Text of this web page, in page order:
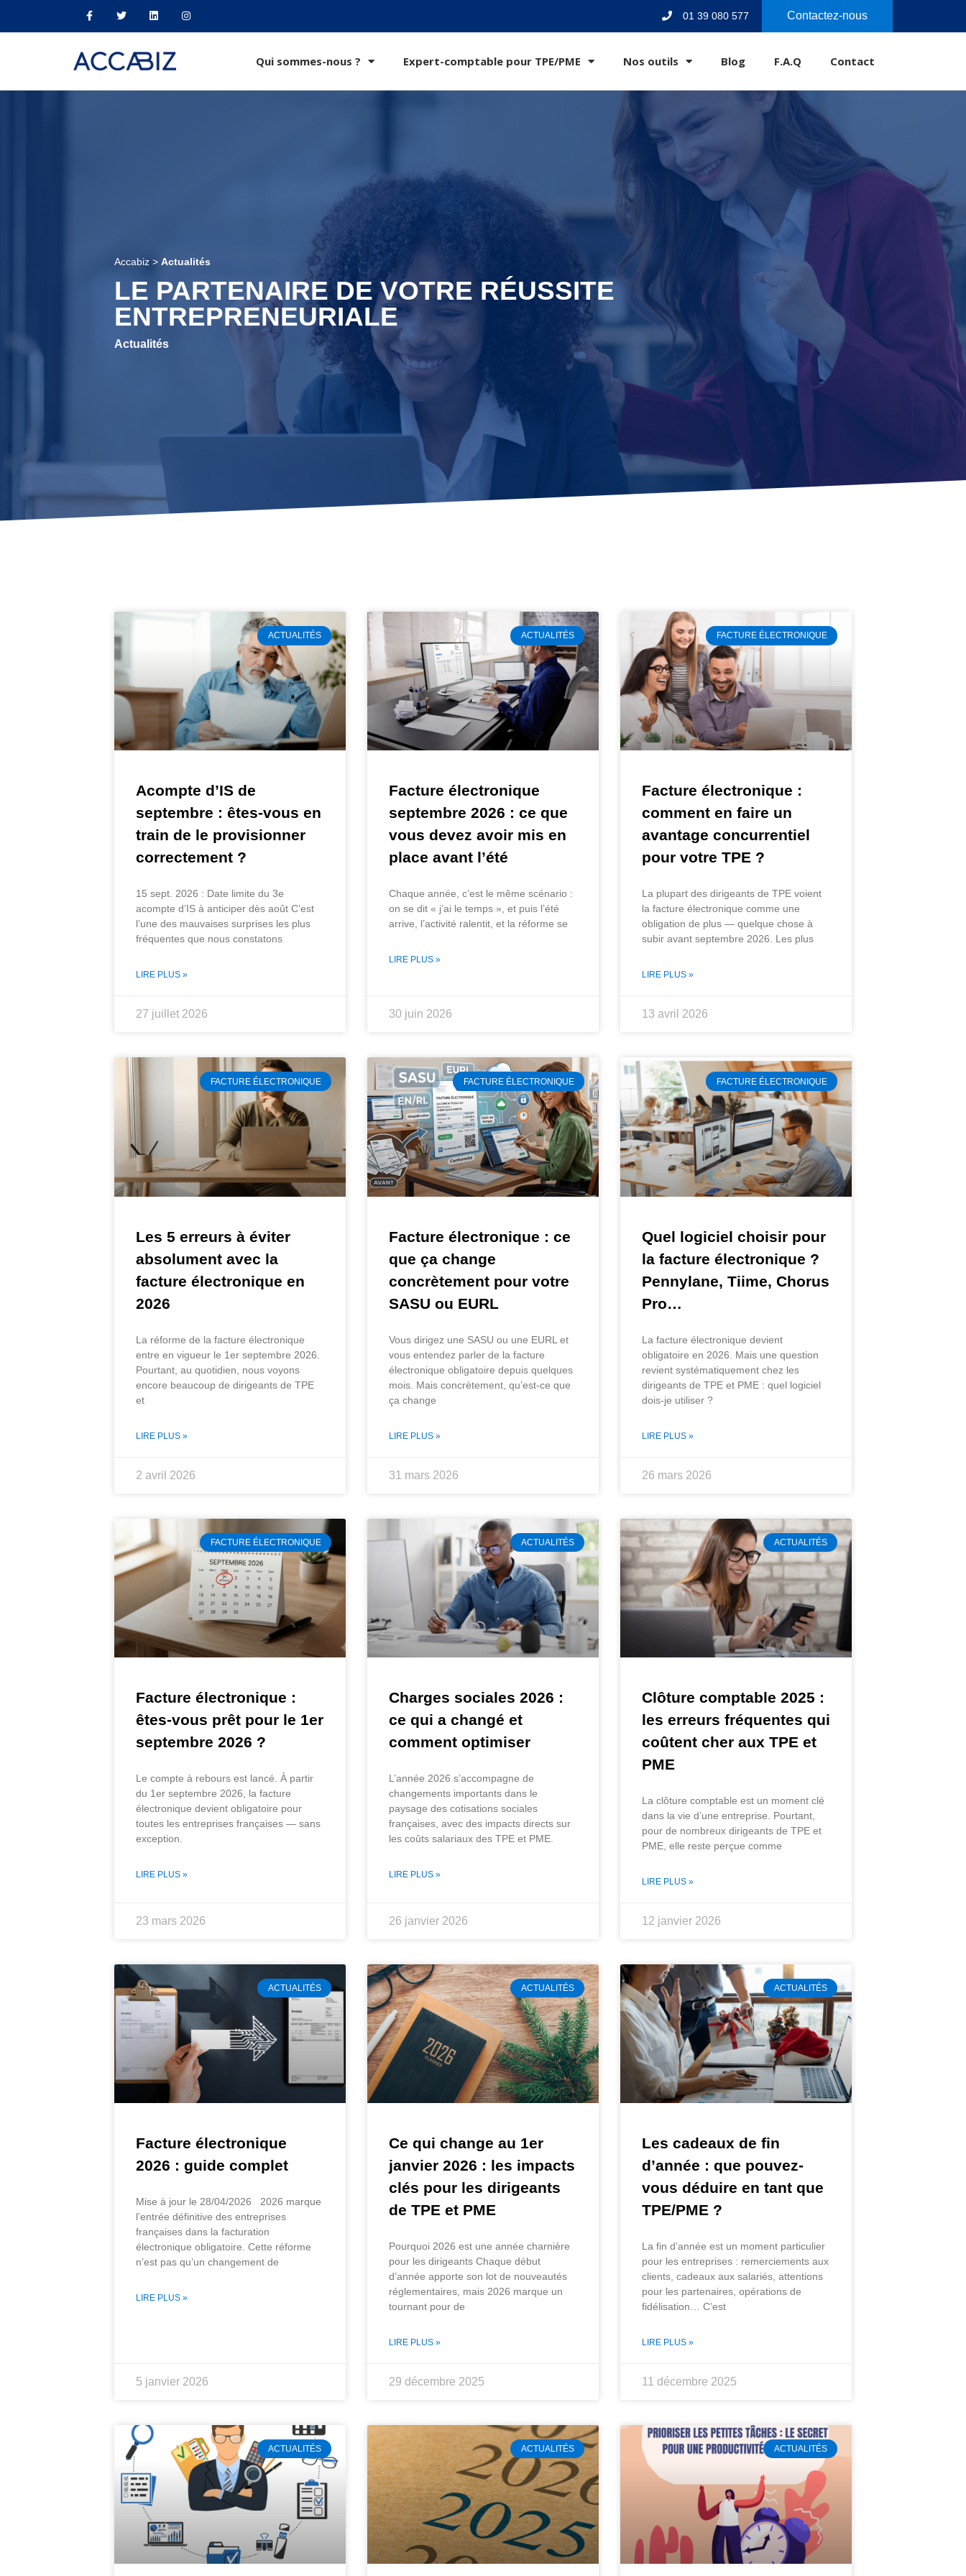
01 39 080 577 Contactez-nous
Qui sommes-nous ? Expert-comptable pour TPE/PME Nos outils Blog F.A.Q Contact
Accabiz > Actualités
LE PARTENAIRE DE VOTRE RÉUSSITE
ENTREPRENEURIALE
Actualités
ACTUALITÉS
Acompte d’IS de
septembre : êtes-vous en
train de le provisionner
correctement ?
15 sept. 2026 : Date limite du 3e
acompte d’IS à anticiper dès août C’est
l’une des mauvaises surprises les plus
fréquentes que nous constatons
LIRE PLUS »
27 juillet 2026
ACTUALITÉS
Facture électronique
septembre 2026 : ce que
vous devez avoir mis en
place avant l’été
Chaque année, c’est le même scénario :
on se dit « j’ai le temps », et puis l’été
arrive, l’activité ralentit, et la réforme se
LIRE PLUS »
30 juin 2026
FACTURE ÉLECTRONIQUE
Facture électronique :
comment en faire un
avantage concurrentiel
pour votre TPE ?
La plupart des dirigeants de TPE voient
la facture électronique comme une
obligation de plus — quelque chose à
subir avant septembre 2026. Les plus
LIRE PLUS »
13 avril 2026
FACTURE ÉLECTRONIQUE
Les 5 erreurs à éviter
absolument avec la
facture électronique en
2026
La réforme de la facture électronique
entre en vigueur le 1er septembre 2026.
Pourtant, au quotidien, nous voyons
encore beaucoup de dirigeants de TPE
et
LIRE PLUS »
2 avril 2026
FACTURE ÉLECTRONIQUE
Facture électronique : ce
que ça change
concrètement pour votre
SASU ou EURL
Vous dirigez une SASU ou une EURL et
vous entendez parler de la facture
électronique obligatoire depuis quelques
mois. Mais concrètement, qu’est-ce que
ça change
LIRE PLUS »
31 mars 2026
FACTURE ÉLECTRONIQUE
Quel logiciel choisir pour
la facture électronique ?
Pennylane, Tiime, Chorus
Pro…
La facture électronique devient
obligatoire en 2026. Mais une question
revient systématiquement chez les
dirigeants de TPE et PME : quel logiciel
dois-je utiliser ?
LIRE PLUS »
26 mars 2026
FACTURE ÉLECTRONIQUE
Facture électronique :
êtes-vous prêt pour le 1er
septembre 2026 ?
Le compte à rebours est lancé. À partir
du 1er septembre 2026, la facture
électronique devient obligatoire pour
toutes les entreprises françaises — sans
exception.
LIRE PLUS »
23 mars 2026
ACTUALITÉS
Charges sociales 2026 :
ce qui a changé et
comment optimiser
L’année 2026 s’accompagne de
changements importants dans le
paysage des cotisations sociales
françaises, avec des impacts directs sur
les coûts salariaux des TPE et PME.
LIRE PLUS »
26 janvier 2026
ACTUALITÉS
Clôture comptable 2025 :
les erreurs fréquentes qui
coûtent cher aux TPE et
PME
La clôture comptable est un moment clé
dans la vie d’une entreprise. Pourtant,
pour de nombreux dirigeants de TPE et
PME, elle reste perçue comme
LIRE PLUS »
12 janvier 2026
ACTUALITÉS
Facture électronique
2026 : guide complet
Mise à jour le 28/04/2026 2026 marque
l’entrée définitive des entreprises
françaises dans la facturation
électronique obligatoire. Cette réforme
n’est pas qu’un changement de
LIRE PLUS »
5 janvier 2026
ACTUALITÉS
Ce qui change au 1er
janvier 2026 : les impacts
clés pour les dirigeants
de TPE et PME
Pourquoi 2026 est une année charnière
pour les dirigeants Chaque début
d’année apporte son lot de nouveautés
réglementaires, mais 2026 marque un
tournant pour de
LIRE PLUS »
29 décembre 2025
ACTUALITÉS
Les cadeaux de fin
d’année : que pouvez-
vous déduire en tant que
TPE/PME ?
La fin d’année est un moment particulier
pour les entreprises : remerciements aux
clients, cadeaux aux salariés, attentions
pour les partenaires, opérations de
fidélisation… C’est
LIRE PLUS »
11 décembre 2025
ACTUALITÉS ACTUALITÉS ACTUALITÉS